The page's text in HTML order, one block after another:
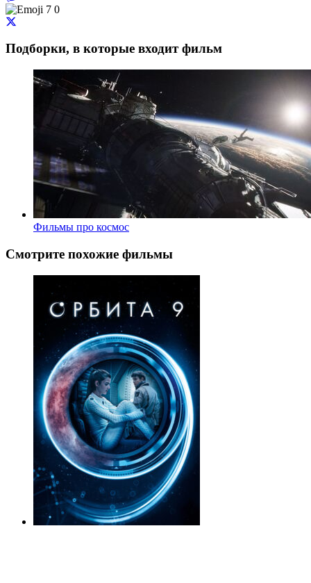
0
Подборки, в которые входит фильм
Фильмы про космос
Смотрите похожие фильмы